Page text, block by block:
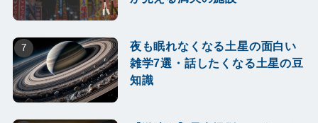
夜も眠れなくなる土星の面白い
雑学7選・話したくなる土星の豆
知識